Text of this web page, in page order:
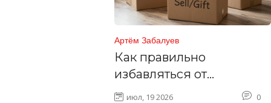
Артём Забалуев
Как правильно
избавляться от
ненужных вещей перед
июл, 19 2026 0